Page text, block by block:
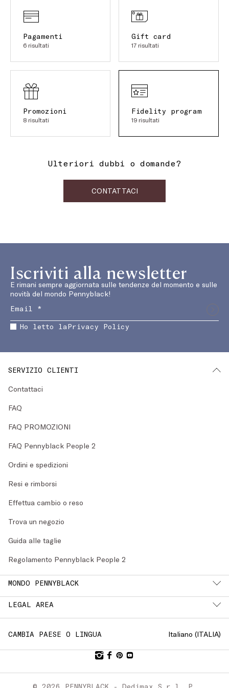
Pagamenti
6 risultati
Gift card
17 risultati
Promozioni
8 risultati
Fidelity program
19 risultati
Ulteriori dubbi o domande?
CONTATTACI
Iscriviti alla newsletter
E rimani sempre aggiornata sulle tendenze del momento e sulle
novità del mondo Pennyblack!
Ho letto laPrivacy Policy
SERVIZIO CLIENTI
Contattaci
FAQ
FAQ PROMOZIONI
FAQ Pennyblack People 2
Ordini e spedizioni
Resi e rimborsi
Effettua cambio o reso
Trova un negozio
Guida alle taglie
Regolamento Pennyblack People 2
MONDO PENNYBLACK
LEGAL AREA
CAMBIA PAESE O LINGUA Italiano (ITALIA)
© 2026 PENNYBLACK - Dedimax S.r.l. P.